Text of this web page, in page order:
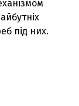
під них.